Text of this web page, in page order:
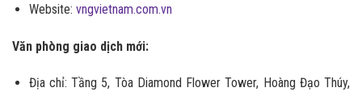
Website: vngvietnam.com.vn
Văn phòng giao dịch mới:
Địa chỉ: Tầng 5, Tòa Diamond Flower Tower, Hoàng Đạo Thúy,